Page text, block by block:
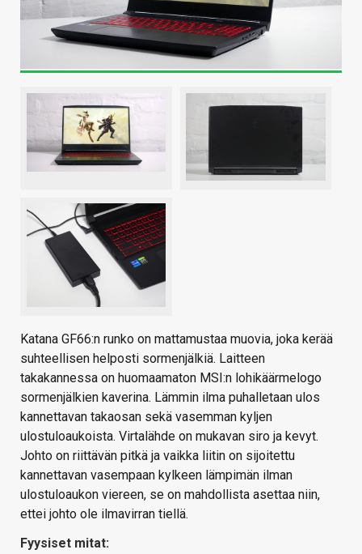
Katana GF66:n runko on mattamustaa muovia, joka kerää
suhteellisen helposti sormenjälkiä. Laitteen
takakannessa on huomaamaton MSI:n lohikäärmelogo
sormenjälkien kaverina. Lämmin ilma puhalletaan ulos
kannettavan takaosan sekä vasemman kyljen
ulostuloaukoista. Virtalähde on mukavan siro ja kevyt.
Johto on riittävän pitkä ja vaikka liitin on sijoitettu
kannettavan vasempaan kylkeen lämpimän ilman
ulostuloaukon viereen, se on mahdollista asettaa niin,
ettei johto ole ilmavirran tiellä.
Fyysiset mitat: